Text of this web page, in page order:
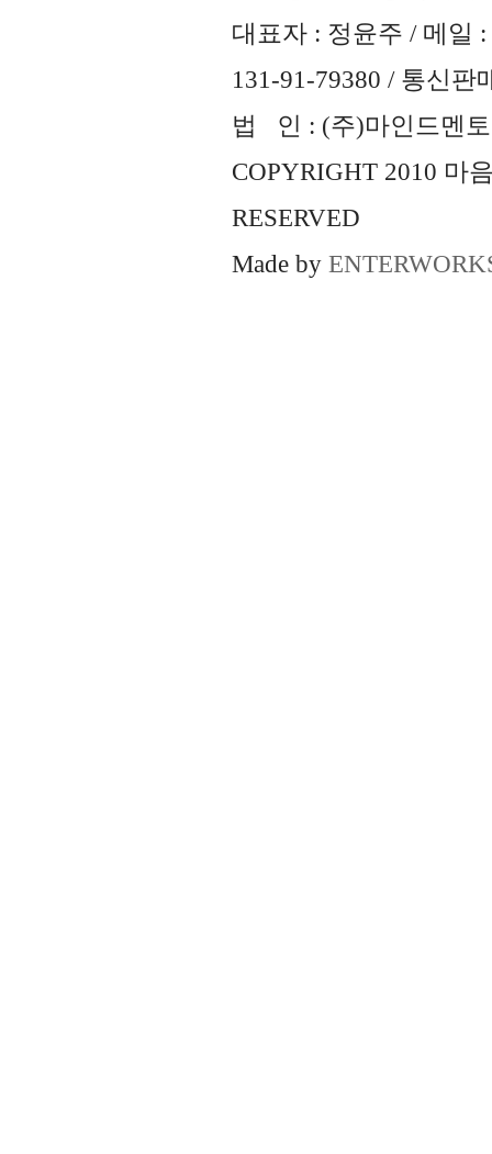
대표자 : 정윤주 / 메일 :
131-91-79380 / 통신판
법 인 : (주)마인드멘토
COPYRIGHT 2010 마
RESERVED
Made by